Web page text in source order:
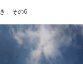
」その6